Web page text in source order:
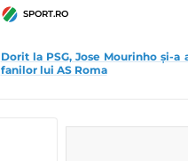
SPORT.RO
Dorit la PSG, Jose Mourinho și-
fanilor lui AS Roma